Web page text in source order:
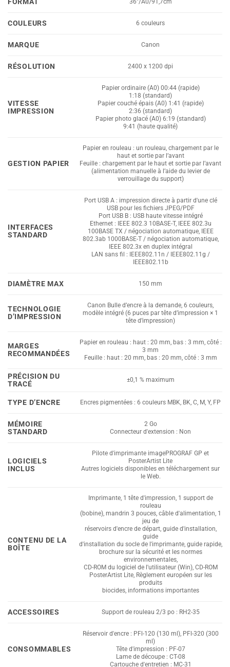
COULEURS 6 couleurs
MARQUE Canon
RÉSOLUTION 2400 x 1200 dpi
VITESSE
IMPRESSION
Papier ordinaire (A0) 00:44 (rapide)
1:18 (standard)
Papier couché épais (A0) 1:41 (rapide)
2:36 (standard)
Papier photo glacé (A0) 6:19 (standard)
9:41 (haute qualité)
GESTION PAPIER
Papier en rouleau : un rouleau, chargement par le
haut et sortie par l’avant
Feuille : chargement par le haut et sortie par l’avant
(alimentation manuelle à l’aide du levier de
verrouillage du support)
INTERFACES
STANDARD
Port USB A : impression directe à partir d'une clé
USB pour les fichiers JPEG/PDF
Port USB B : USB haute vitesse intégré
Ethernet : IEEE 802.3 10BASE-T, IEEE 802.3u
100BASE TX / négociation automatique, IEEE
802.3ab 1000BASE-T / négociation automatique,
IEEE 802.3x en duplex intégral
LAN sans fil : IEEE802.11n / IEEE802.11g /
IEEE802.11b
DIAMÈTRE MAX 150 mm
TECHNOLOGIE
D’IMPRESSION
Canon Bulle d’encre à la demande, 6 couleurs,
modèle intégré (6 puces par tête d’impression × 1
tête d’impression)
MARGES
RECOMMANDÉES
Papier en rouleau : haut : 20 mm, bas : 3 mm, côté :
3 mm
Feuille : haut : 20 mm, bas : 20 mm, côté : 3 mm
PRÉCISION DU
TRACÉ
±0,1 % maximum
TYPE D’ENCRE Encres pigmentées : 6 couleurs MBK, BK, C, M, Y, FP
MÉMOIRE
STANDARD
2 Go
Connecteur d'extension : Non
LOGICIELS
INCLUS
Pilote d'imprimante imagePROGRAF GP et
PosterArtist Lite
Autres logiciels disponibles en téléchargement sur
le Web.
CONTENU DE LA
BOÎTE
Imprimante, 1 tête d'impression, 1 support de
rouleau
(bobine), mandrin 3 pouces, câble d'alimentation, 1
jeu de
réservoirs d'encre de départ, guide d'installation,
guide
d'installation du socle de l'imprimante, guide rapide,
brochure sur la sécurité et les normes
environnementales,
CD-ROM du logiciel de l'utilisateur (Win), CD-ROM
PosterArtist Lite, Règlement européen sur les
produits
biocides, informations importantes
ACCESSOIRES Support de rouleau 2/3 po : RH2-35
CONSOMMABLES
Réservoir d'encre : PFl-120 (130 ml), PFl-320 (300
ml)
Tête d'impression : PF-07
Lame de découpe : CT-08
Cartouche d'entretien : MC-31